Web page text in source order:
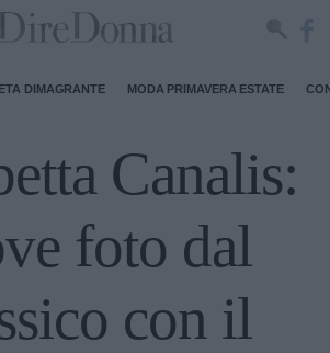
DIMAGRANTE MODA PRIMAVERA ESTATE
Canalis:
foto dal
con il